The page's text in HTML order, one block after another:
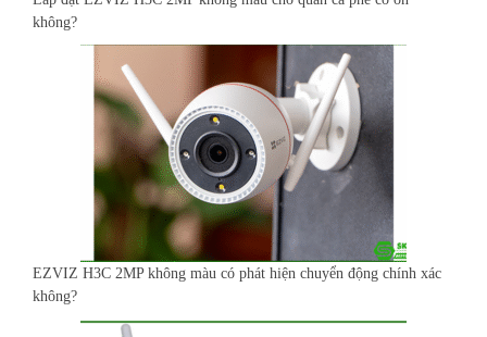
không?
EZVIZ H3C 2MP không màu có phát hiện chuyển động chính xác
không?